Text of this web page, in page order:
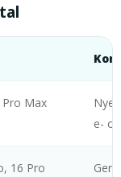
Max
e-
16 Pro